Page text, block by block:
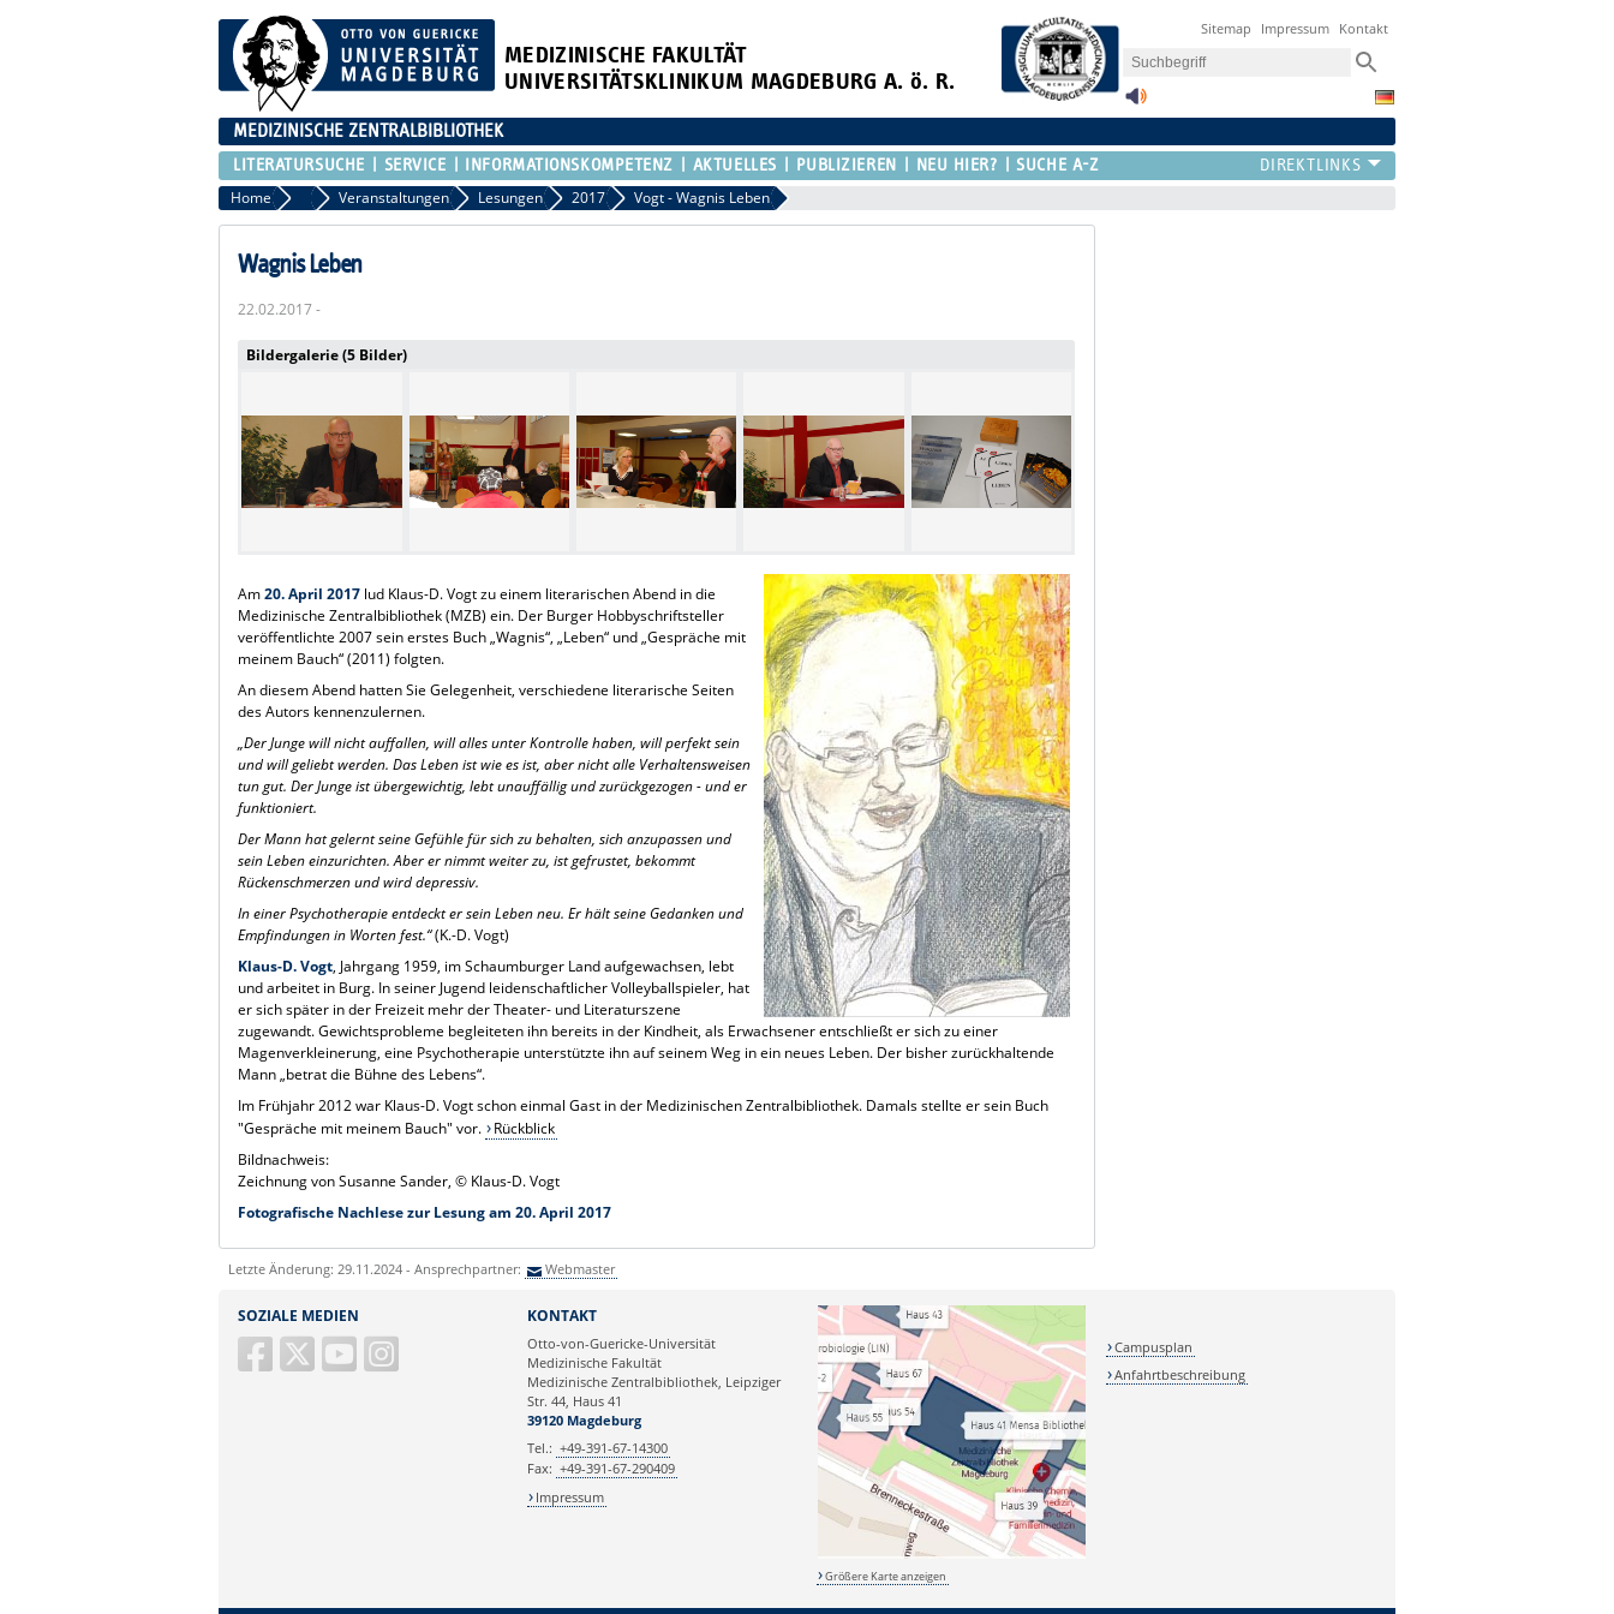
MEDIZINISCHE FAKULTÄT
UNIVERSITÄTSKLINIKUM MAGDEBURG A. ö. R.
Sitemap Impressum Kontakt
MEDIZINISCHE ZENTRALBIBLIOTHEK
LITERATURSUCHE SERVICE INFORMATIONSKOMPETENZ AKTUELLES PUBLIZIEREN NEU HIER? SUCHE A-Z
Home AktuellesVeranstaltungen Lesungen 2017 Vogt - Wagnis Leben
Wagnis Leben
22.02.2017 -
Bildergalerie (5 Bilder)
Am20. April 2017 lud Klaus-D. Vogt zu einem literarischen Abend in die
Medizinische Zentralbibliothek (MZB) ein. Der Burger Hobbyschriftsteller
veröffentlichte 2007 sein erstes Buch „Wagnis“, „Leben“ und „Gespräche mit
meinem Bauch“ (2011) folgten.
An diesem Abend hatten Sie Gelegenheit, verschiedene literarische Seiten
des Autors kennenzulernen.
„Der Junge will nicht auffallen, will alles unter Kontrolle haben, will perfekt sein
und will geliebt werden. Das Leben ist wie es ist, aber nicht alle Verhaltensweisen
tun gut. Der Junge ist übergewichtig, lebt unauffällig und zurückgezogen - und er
funktioniert.
Der Mann hat gelernt seine Gefühle für sich zu behalten, sich anzupassen und
sein Leben einzurichten. Aber er nimmt weiter zu, ist gefrustet, bekommt
Rückenschmerzen und wird depressiv.
In einer Psychotherapie entdeckt er sein Leben neu. Er hält seine Gedanken und
Empfindungen in Worten fest.“(K.-D. Vogt)
Klaus-D. Vogt, Jahrgang 1959, im Schaumburger Land aufgewachsen, lebt
und arbeitet in Burg. In seiner Jugend leidenschaftlicher Volleyballspieler, hat
er sich später in der Freizeit mehr der Theater- und Literaturszene
zugewandt. Gewichtsprobleme begleiteten ihn bereits in der Kindheit, als Erwachsener entschließt er sich zu einer
Magenverkleinerung, eine Psychotherapie unterstützte ihn auf seinem Weg in ein neues Leben. Der bisher zurückhaltende
Mann „betrat die Bühne des Lebens“.
Im Frühjahr 2012 war Klaus-D. Vogt schon einmal Gast in der Medizinischen Zentralbibliothek. Damals stellte er sein Buch
"Gespräche mit meinem Bauch" vor.
Rückblick
Bildnachweis:
Zeichnung von Susanne Sander, © Klaus-D. Vogt
Fotografische Nachlese zur Lesung am 20. April 2017
Letzte Änderung: 29.11.2024 - Ansprechpartner: Webmaster
SOZIALE MEDIEN KONTAKT
Otto-von-Guericke-Universität
Medizinische Fakultät
Medizinische Zentralbibliothek, Leipziger
Str. 44, Haus 41
39120 Magdeburg
Tel.: +49-391-67-14300
Fax: +49-391-67-290409
Impressum
Größere Karte anzeigen
Campusplan
Anfahrtbeschreibung